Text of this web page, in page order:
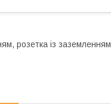
розетка із заземленням